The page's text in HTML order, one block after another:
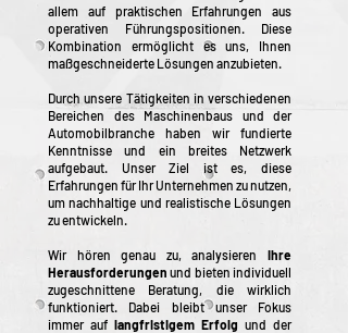
allem auf praktischen Erfahrungen aus
operativen Führungspositionen. Diese
Kombination ermöglicht es uns, Ihnen
maßgeschneiderte Lösungen anzubieten.
Durch unsere Tätigkeiten in verschiedenen
Bereichen des Maschinenbaus und der
Automobilbranche haben wir fundierte
Kenntnisse und ein breites Netzwerk
aufgebaut. Unser Ziel ist es, diese
Erfahrungen für Ihr Unternehmen zu nutzen,
um nachhaltige und realistische Lösungen
zu entwickeln.
Wir hören genau zu, analysieren Ihre
Herausforderungen und bieten individuell
zugeschnittene Beratung, die wirklich
funktioniert. Dabei bleibt unser Fokus
immer auf langfristigem Erfolg und der